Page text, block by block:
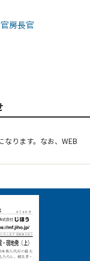
房長官
なります。なお、WEB